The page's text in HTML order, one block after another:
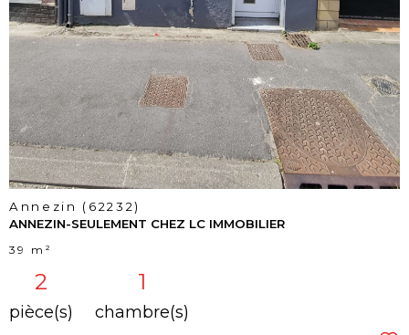
Annezin (62232)
ANNEZIN-SEULEMENT CHEZ LC IMMOBILIER
39 m²
2
pièce(s)
1
chambre(s)